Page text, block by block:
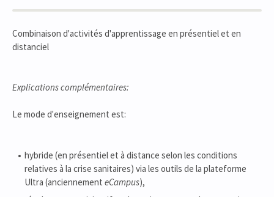
Combinaison d'activités d'apprentissage en présentiel et en
distanciel
Explications complémentaires:
Le mode d'enseignement est:
hybride (en présentiel et à distance selon les conditions
relatives à la crise sanitaires) via les outils de la plateforme
Ultra (anciennement eCampus),